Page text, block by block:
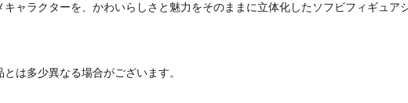
ャラクターを、かわいらしさと魅力をそのままに立体化したソフビフィギュア
は多少異なる場合がございます。